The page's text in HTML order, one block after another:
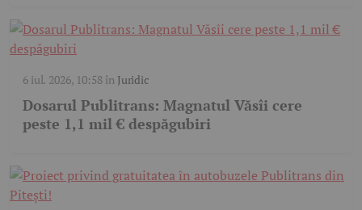
6 iul. 2026, 10:58în Juridic
Dosarul Publitrans: Magnatul Văsîi cere
peste 1,1 mil € despăgubiri